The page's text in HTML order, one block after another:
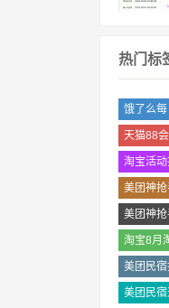
热门标
饿了么
天猫88
淘宝活
美团神
美团神
淘宝8月
美团民
美团民